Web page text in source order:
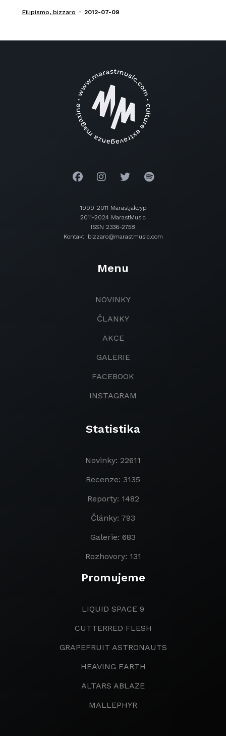
Filipismo, bizzaro - 2012-07-09
1999-2011 Marastjakcyp
2011-2024 MarastMusic
ISSN 2336-2758
Kontakt: bizzaro@marastmusic.com
Menu
NOVINKY
ČLANKY
AKCE
GALERIE
FACEBOOK
INSTAGRAM
Statistika
Novinky: 22611
Recenze: 3135
Reporty: 1482
Články: 793
Galerie: 683
Rozhovory: 131
Promujeme
LIQUID SPACE 9
CUTTERRED FLESH
GRAPEFRUIT ASTRONAUTS
HEAVING EARTH
ALTARS ABLAZE
MALLEPHYR